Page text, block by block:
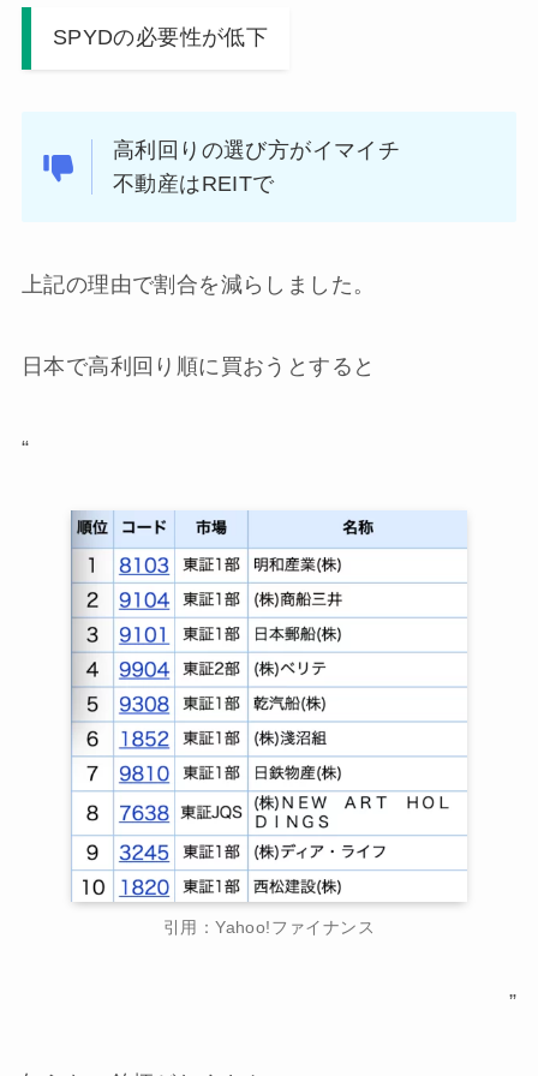
SPYDの必要性が低下
高利回りの選び方がイマイチ
不動産はREITで
上記の理由で割合を減らしました。
日本で高利回り順に買おうとすると
“
引用：Yahoo!ファイナンス
”